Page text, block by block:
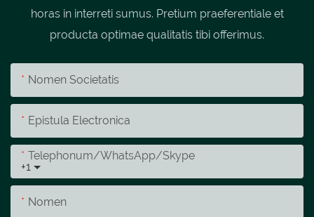
horas in interreti sumus. Pretium praeferentiale et
producta optimae qualitatis tibi offerimus.
Nomen Societatis
Epistula Electronica
+1
Telephonum/whatsApp/skype
Nomen